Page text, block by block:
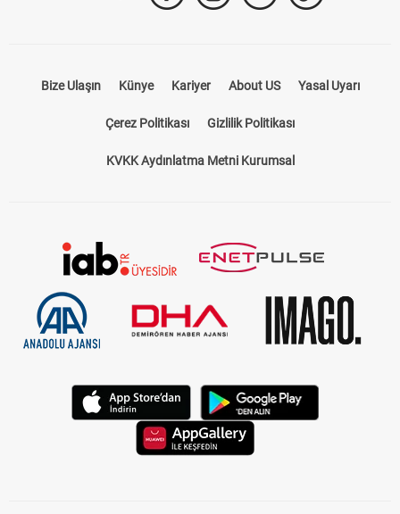
Bize Ulaşın Künye Kariyer About US Yasal Uyarı
Çerez Politikası Gizlilik Politikası
KVKK Aydınlatma Metni Kurumsal